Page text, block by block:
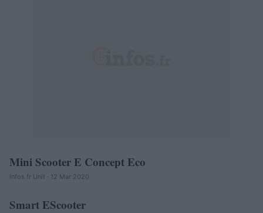
AUTOMOBILE
Mini Scooter E Concept Eco
Infos.fr Unit · 12 Mar 2020
AUTOMOBILE
Smart EScooter